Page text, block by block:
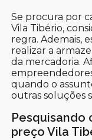
Se procura por
Vila Tibério,
regra. Ademais,
realizar a
da mercadoria.
quando o
outras soluções
Pesquisando
preço Vila